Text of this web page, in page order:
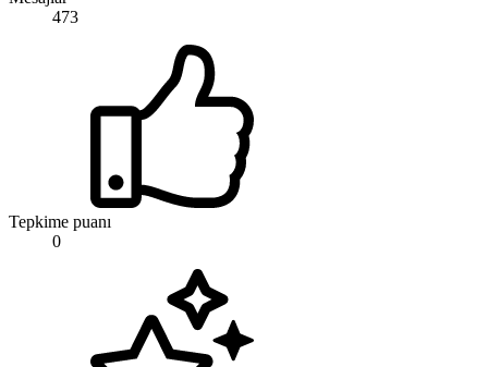
473
Tepkime puanı
0